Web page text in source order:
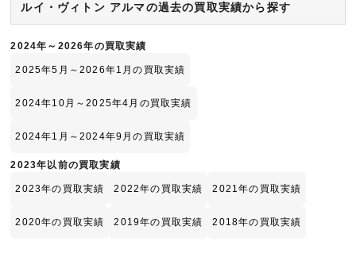
ルイ・ヴィトン アルマの過去の買取実績から探す
2024年～2026年の買取実績
2025年5月～2026年1月の買取実績
2024年10月～2025年4月の買取実績
2024年1月～2024年9月の買取実績
2023年以前の買取実績
2023年の買取実績 2022年の買取実績 2021年の買取実績
2020年の買取実績 2019年の買取実績 2018年の買取実績